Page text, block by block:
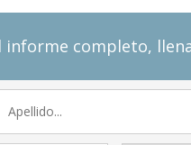
informe completo,